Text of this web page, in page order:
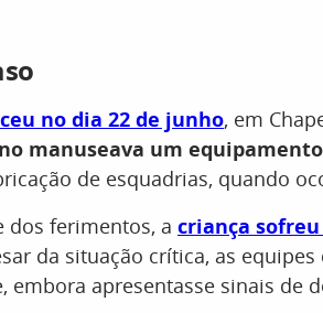
no dia 22 de junho, em
manuseava um
de esquadrias, quando
dos ferimentos, a criança
da situação crítica, as
embora apresentasse sinais de